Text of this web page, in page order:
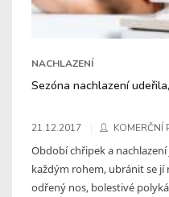
NACHLAZENÍ
Sezóna nachlazení
21.12.2017 KOMERČNÍ
Období chřipek a
každým rohem, ubránit se jí
odřený nos, bolestivé